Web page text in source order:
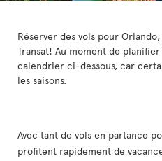
Réserver des vols pour
Transat! Au moment de
calendrier ci-dessous, car
les saisons.
Avec tant de vols en partance
profitent rapidement de